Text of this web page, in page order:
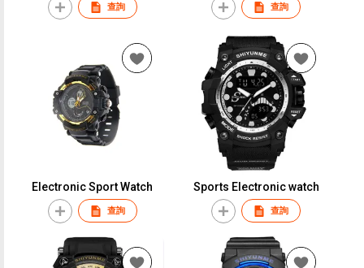
查詢 查詢
Electronic Sport Watch
查詢
Sports Electronic watch
查詢